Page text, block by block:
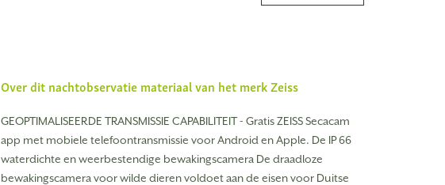
Over dit nachtobservatie materiaal van het merkZeiss
GEOPTIMALISEERDE TRANSMISSIE CAPABILITEIT - Gratis ZEISS Secacam
app met mobiele telefoontransmissie voor Android en Apple. De IP 66
waterdichte en weerbestendige bewakingscamera De draadloze
bewakingscamera voor wilde dieren voldoet aan de eisen voor Duitse